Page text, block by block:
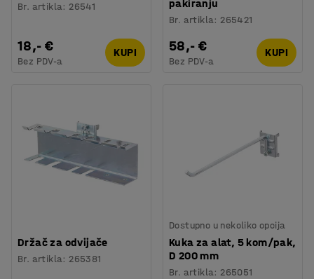
Br. artikla: 26541
18,- €
Bez PDV-a
KUPI
pakiranju
Br. artikla: 265421
58,- €
Bez PDV-a
KUPI
Držač za odvijače
Br. artikla: 265381
Dostupno u nekoliko opcija
Kuka za alat, 5 kom/pak,
D 200 mm
Br. artikla: 265051